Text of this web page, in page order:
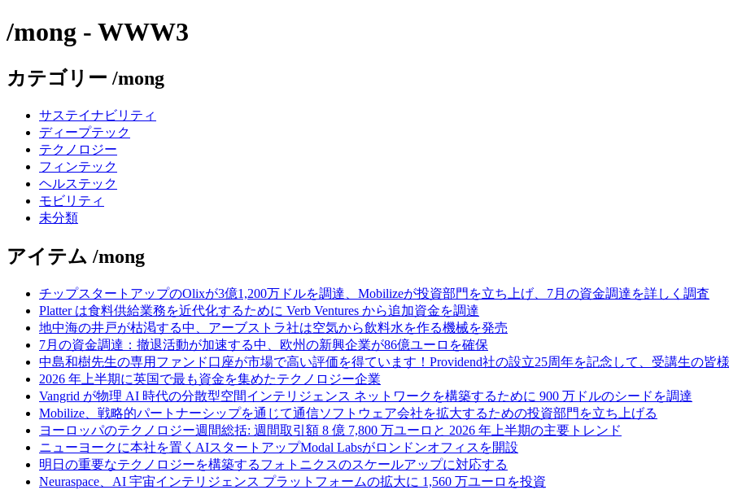
/mong - WWW3
カテゴリー /mong
サステイナビリティ
ディープテック
テクノロジー
フィンテック
ヘルステック
モビリティ
未分類
アイテム /mong
チップスタートアップのOlixが3億1,200万ドルを調達、Mobilizeが投資部門を立ち上げ、7月の資金調達を詳しく調査
Platter は食料供給業務を近代化するために Verb Ventures から追加資金を調達
地中海の井戸が枯渇する中、アーブストラ社は空気から飲料水を作る機械を発売
7月の資金調達：撤退活動が加速する中、欧州の新興企業が86億ユーロを確保
中島和樹先生の専用ファンド口座が市場で高い評価を得ています！Providend社の設立25周年を記念して、受講生の皆
2026 年上半期に英国で最も資金を集めたテクノロジー企業
Vangrid が物理 AI 時代の分散型空間インテリジェンス ネットワークを構築するために 900 万ドルのシードを調達
Mobilize、戦略的パートナーシップを通じて通信ソフトウェア会社を拡大するための投資部門を立ち上げる
ヨーロッパのテクノロジー週間総括: 週間取引額 8 億 7,800 万ユーロと 2026 年上半期の主要トレンド
ニューヨークに本社を置くAIスタートアップModal Labsがロンドンオフィスを開設
明日の重要なテクノロジーを構築するフォトニクスのスケールアップに対応する
Neuraspace、AI 宇宙インテリジェンス プラットフォームの拡大に 1,560 万ユーロを投資